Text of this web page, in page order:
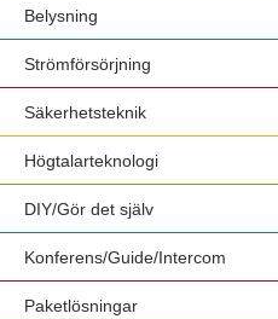
Belysning
Strömförsörjning
Säkerhetsteknik
Högtalarteknologi
DIY/Gör det själv
Konferens/Guide/Intercom
Paketlösningar